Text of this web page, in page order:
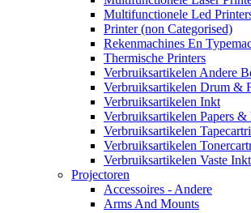
Multifunctionele Led
Printer (non Categorised)
Rekenmachines En
Thermische Printers
Verbruiksartikelen Andere
Verbruiksartikelen Drum &
Verbruiksartikelen Inkt
Verbruiksartikelen Papers &
Verbruiksartikelen
Verbruiksartikelen
Verbruiksartikelen Vaste Inkt
Projectoren
Accessoires - Andere
Arms And Mounts